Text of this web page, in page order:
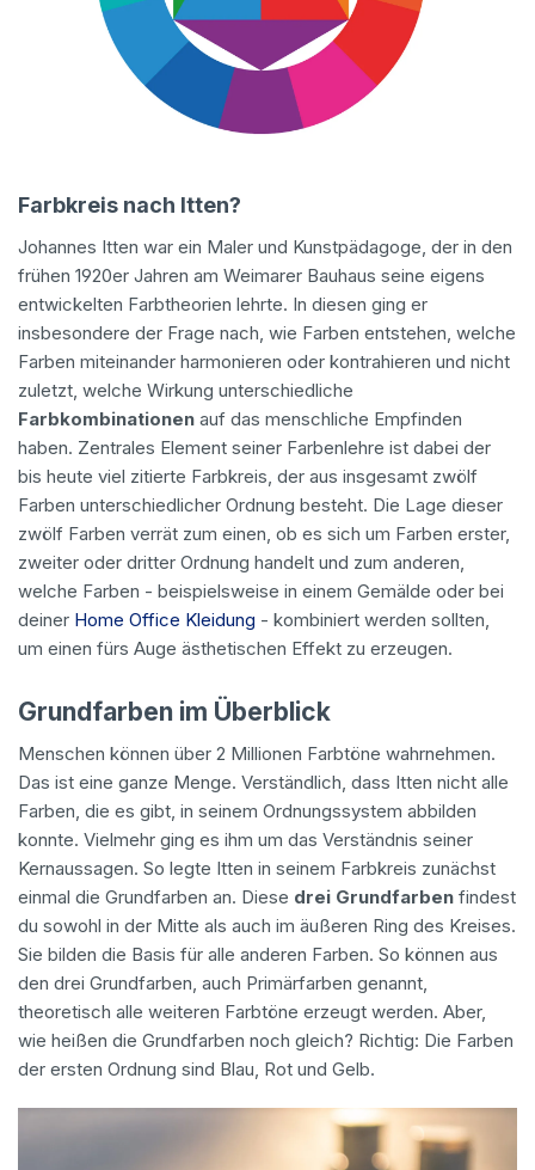
Farbkreis nach Itten?
Johannes Itten war ein Maler und Kunstpädagoge, der in den
frühen 1920er Jahren am Weimarer Bauhaus seine eigens
entwickelten Farbtheorien lehrte. In diesen ging er
insbesondere der Frage nach, wie Farben entstehen, welche
Farben miteinander harmonieren oder kontrahieren und nicht
zuletzt, welche Wirkung unterschiedliche
Farbkombinationen auf das menschliche Empfinden
haben. Zentrales Element seiner Farbenlehre ist dabei der
bis heute viel zitierte Farbkreis, der aus insgesamt zwölf
Farben unterschiedlicher Ordnung besteht. Die Lage dieser
zwölf Farben verrät zum einen, ob es sich um Farben erster,
zweiter oder dritter Ordnung handelt und zum anderen,
welche Farben - beispielsweise in einem Gemälde oder bei
deiner Home Office Kleidung - kombiniert werden sollten,
um einen fürs Auge ästhetischen Effekt zu erzeugen.
Grundfarben im Überblick
Menschen können über 2 Millionen Farbtöne wahrnehmen.
Das ist eine ganze Menge. Verständlich, dass Itten nicht alle
Farben, die es gibt, in seinem Ordnungssystem abbilden
konnte. Vielmehr ging es ihm um das Verständnis seiner
Kernaussagen. So legte Itten in seinem Farbkreis zunächst
einmal die Grundfarben an. Diese drei Grundfarben findest
du sowohl in der Mitte als auch im äußeren Ring des Kreises.
Sie bilden die Basis für alle anderen Farben. So können aus
den drei Grundfarben, auch Primärfarben genannt,
theoretisch alle weiteren Farbtöne erzeugt werden. Aber,
wie heißen die Grundfarben noch gleich? Richtig: Die Farben
der ersten Ordnung sind Blau, Rot und Gelb.